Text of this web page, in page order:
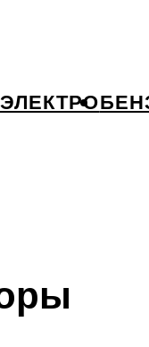
ЭЛЕКТРО